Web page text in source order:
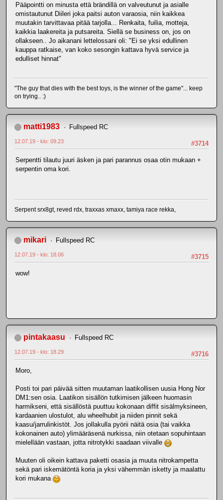
Pääpointti on minusta että brändillä on valveutunut ja asialle
omistautunut Diileri joka paitsi auton varaosia, niin kaikkea
muutakin tarvittavaa pitää tarjolla... Renkaita, fuilia, motteja,
kaikkia laakereita ja putsareita. Siellä se business on, jos on
ollakseen.. Jo aikanani lettelossani oli: "Ei se yksi edullinen
kauppa ratkaise, van koko sesongin kattava hyvä service ja
edulliset hinnat"
"The guy that dies with the best toys, is the winner of the game"... keep
on trying.. :)
matti1983 Fullspeed RC
#3714
12.07.19 - klo: 09.23
Serpentti tilautu juuri äsken ja pari parannus osaa otin mukaan +
serpentin oma kori.
Serpent srx8gt, reved rdx, traxxas xmaxx, tamiya race rekka,
mikari Fullspeed RC
#3715
12.07.19 - klo: 18.06
wow!
pintakaasu Fullspeed RC
#3716
12.07.19 - klo: 18.29
Moro,
Posti toi pari päivää sitten muutaman laatikollisen uusia Hong Nor
DM1:sen osia. Laatikon sisällön tutkimisen jälkeen huomasin
harmikseni, että sisällöstä puuttuu kokonaan diffit sisälmyksineen,
kardaanien ulostulot, alu wheelhubit ja niiden pinnit sekä
kaasu/jarrulinkistöt. Jos jollakulla pyörii näitä osia (tai vaikka
kokonainen auto) ylimääräsenä nurkissa, niin otetaan sopuhintaan
mielellään vastaan, jotta nitrotykki saadaan viivalle
Muuten oli oikein kattava paketti osasia ja muuta nitrokampetta
sekä pari iskemätöntä koria ja yksi vähemmän isketty ja maalattu
kori mukana